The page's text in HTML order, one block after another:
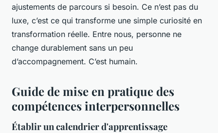
ajustements de parcours si besoin. Ce n’est pas du
luxe, c’est ce qui transforme une simple curiosité en
transformation réelle. Entre nous, personne ne
change durablement sans un peu
d’accompagnement. C’est humain.
Guide de mise en pratique des
compétences interpersonnelles
Établir un calendrier d'apprentissage